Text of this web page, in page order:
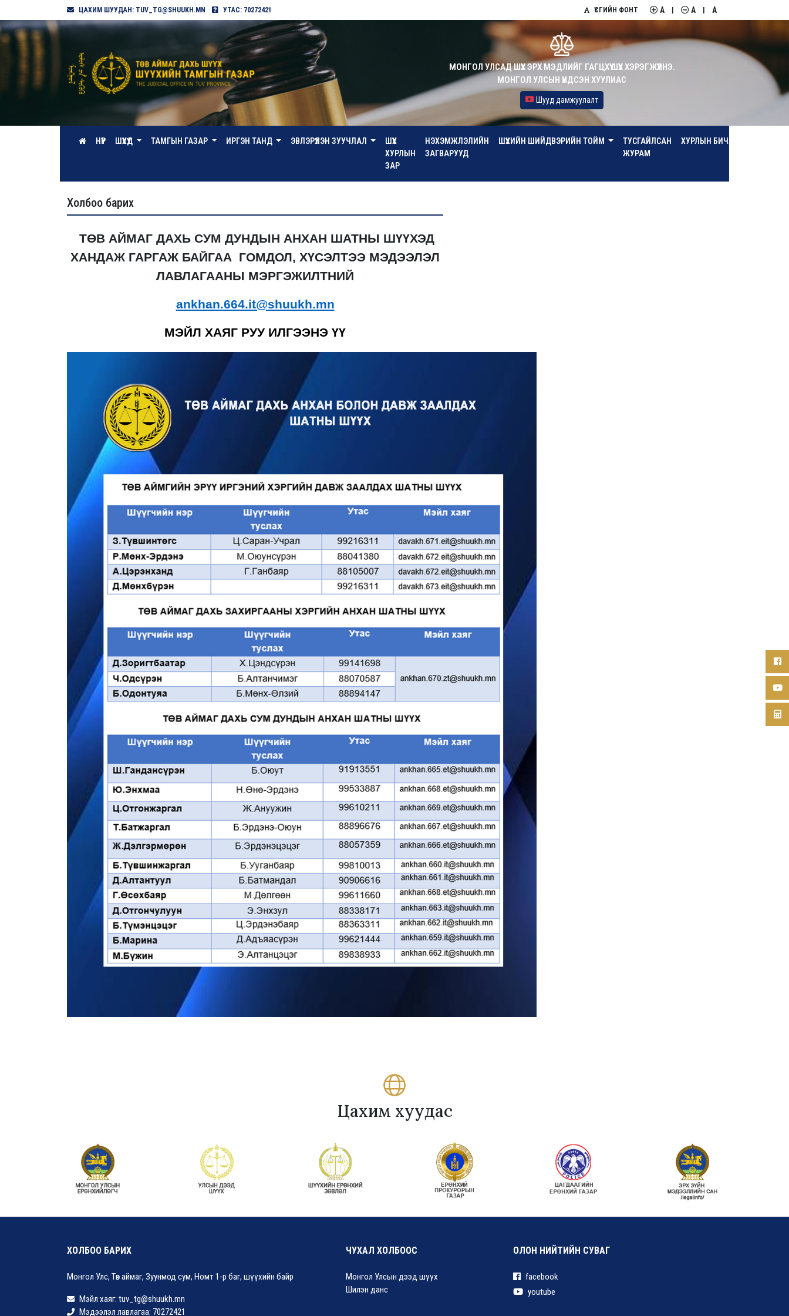
ЦАХИМ ШУУДАН: TUV_TG@SHUUKH.MN УТАС: 70272421 ҮСГИЙН ФОНТ A A A
МОНГОЛ УЛСАД ШҮҮХ ЭРХ МЭДЛИЙГ ГАГЦХҮҮ ШҮҮХ ХЭРЭГЖҮҮЛНЭ.
МОНГОЛ УЛСЫН ҮНДСЭН ХУУЛИАС
Шууд дамжуулалт
НҮҮР ШҮҮХҮҮД ТАМГЫН ГАЗАР ИРГЭН ТАНД ЭВЛЭРҮҮЛЭН ЗУУЧЛАЛ
ШҮҮХ
ХУРЛЫН
ЗАР
НЭХЭМЖЛЭЛИЙН
ЗАГВАРУУД
ШҮҮХИЙН ШИЙДВЭРИЙН ТОЙМ
ТУСГАЙЛСАН
ЖУРАМ
ХУРЛЫН БИЧЛЭГ
Холбоо барих
ТӨВ АЙМАГ ДАХЬ СУМ ДУНДЫН АНХАН ШАТНЫ ШҮҮХЭД
ХАНДАЖ ГАРГАЖ БАЙГАА ГОМДОЛ, ХҮСЭЛТЭЭ МЭДЭЭЛЭЛ
ЛАВЛАГААНЫ МЭРГЭЖИЛТНИЙ
ankhan.664.it@shuukh.mn
МЭЙЛ ХАЯГ РУУ ИЛГЭЭНЭ ҮҮ
Цахим хуудас
ХОЛБОО БАРИХ
Монгол Улс, Төв аймаг, Зуунмод сум, Номт 1-р баг, шүүхийн байр
Мэйл хаяг: tuv_tg@shuukh.mn
Мэдээлэл лавлагаа: 70272421
ЧУХАЛ ХОЛБООС
Монгол Улсын дээд шүүх
Шилэн данс
ОЛОН НИЙТИЙН СУВАГ
facebook
youtube